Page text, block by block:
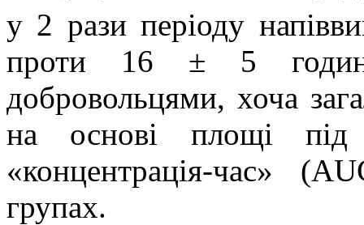
у 2 рази періоду
проти 16 ± 5 годин)
добровольцями, хоча
на основі площі під
«концентрація-час» (
групах.